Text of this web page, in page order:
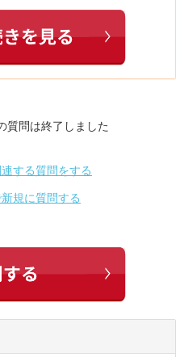
質問は終了しました
する質問をする
規に質問する